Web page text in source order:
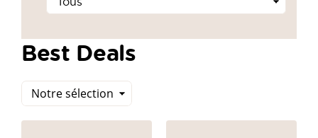
Best Deals
Trier